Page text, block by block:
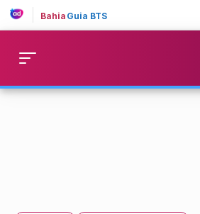
Bahia Guia BTS